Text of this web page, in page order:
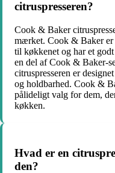
citruspresseren?
Cook & Baker
mærket. Cook & Baker er
til køkkenet og har et
en del af Cook & Baker-
citruspresseren er
og holdbarhed. Cook &
pålideligt valg for dem,
køkken.
Hvad er en
den?